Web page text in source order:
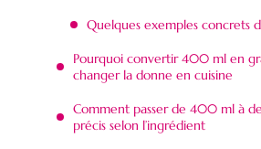
Quelques exemples concrets
Pourquoi convertir 400 ml en
changer la donne en cuisine
Comment passer de 400 ml à
précis selon l’ingrédient